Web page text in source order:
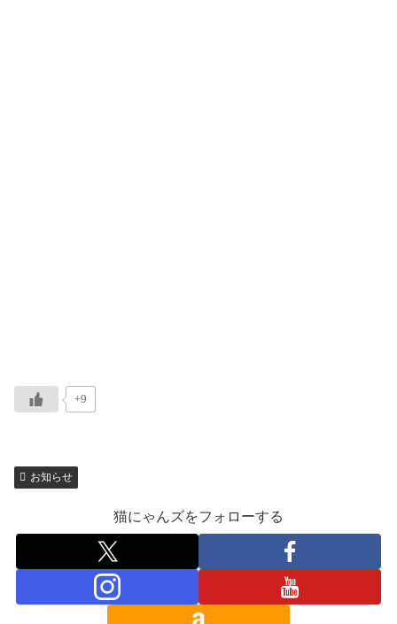
+9
お知らせ
猫にゃんズをフォローする